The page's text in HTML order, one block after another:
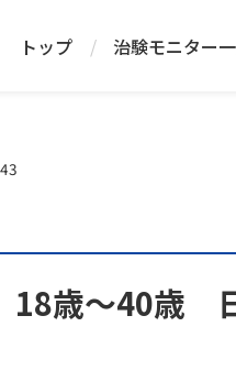
トップ / 治験モニター
18歳～40歳